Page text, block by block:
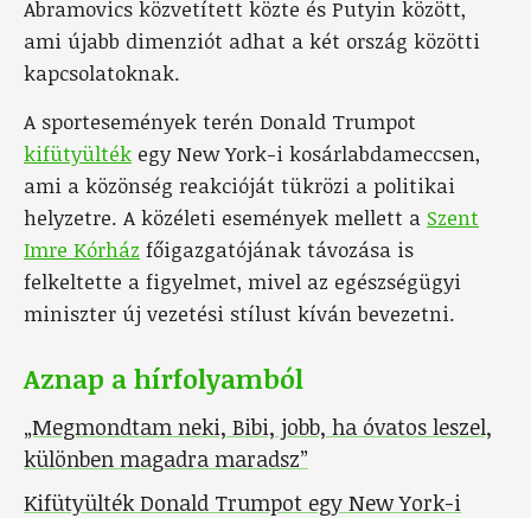
Abramovics közvetített közte és Putyin között,
ami újabb dimenziót adhat a két ország közötti
kapcsolatoknak.
A sportesemények terén Donald Trumpot
kifütyülték egy New York-i kosárlabdameccsen,
ami a közönség reakcióját tükrözi a politikai
helyzetre. A közéleti események mellett a Szent
Imre Kórház főigazgatójának távozása is
felkeltette a figyelmet, mivel az egészségügyi
miniszter új vezetési stílust kíván bevezetni.
Aznap a hírfolyamból
„Megmondtam neki, Bibi, jobb, ha óvatos leszel,
különben magadra maradsz”
Kifütyülték Donald Trumpot egy New York-i